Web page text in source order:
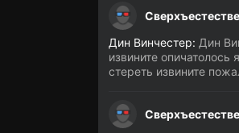
Дин Винчестер: Дин
извините опичатолось
стереть извините